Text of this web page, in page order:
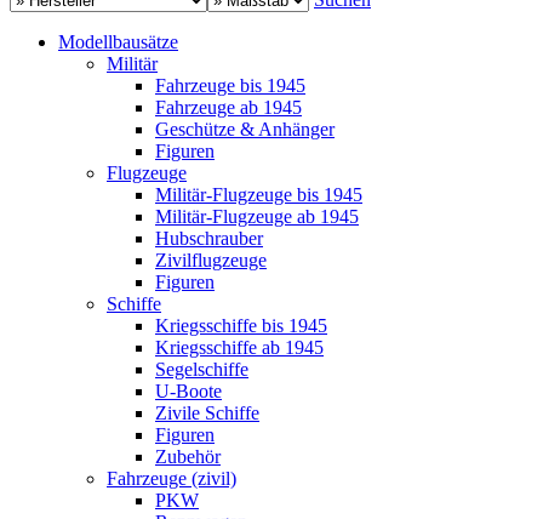
Modellbausätze
Militär
Fahrzeuge bis 1945
Fahrzeuge ab 1945
Geschütze & Anhänger
Figuren
Flugzeuge
Militär-Flugzeuge bis 1945
Militär-Flugzeuge ab 1945
Hubschrauber
Zivilflugzeuge
Figuren
Schiffe
Kriegsschiffe bis 1945
Kriegsschiffe ab 1945
Segelschiffe
U-Boote
Zivile Schiffe
Figuren
Zubehör
Fahrzeuge (zivil)
PKW